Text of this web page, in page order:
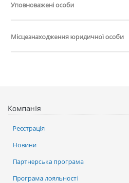
Уповноважені особи
Місцезнаходження юридичної особи
Компанія
Реєстрація
Новини
Партнерська програма
Програма лояльності